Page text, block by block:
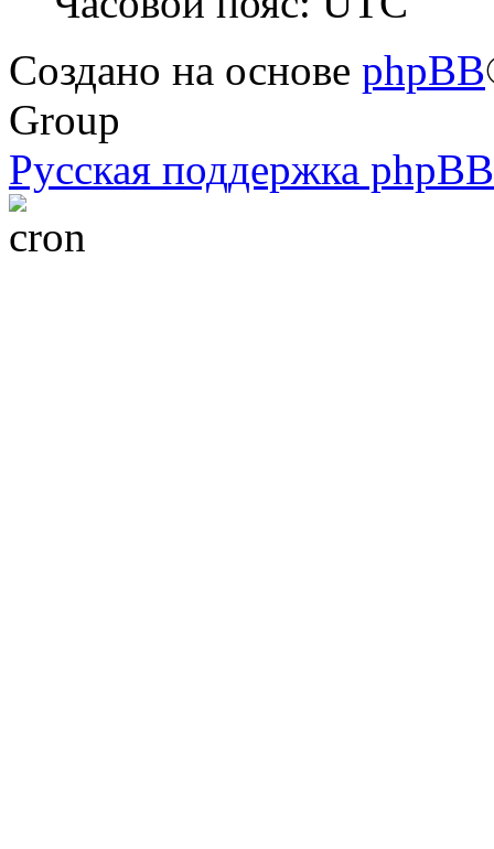
Создано на основе phpBB
Group
Русская поддержка phpBB